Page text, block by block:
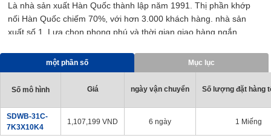
Là nhà sản xuất Hàn Quốc thành lập năm 1991. Thị phần khớp
nối Hàn Quốc chiếm 70%, với hơn 3.000 khách hàng. nhà sản
xuất số 1. Lựa chọn phong phú và thời gian giao hàng ngắn.
một phần số Mục lục
Số mô hình Giá ngày vận chuyển Số lượng đặt hàng
SDWB-31C-
7K3X10K4
1,107,199 VND 6 ngày 1 Miếng